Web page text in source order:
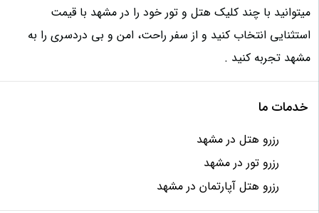
میتوانید با چند کلیک هتل و تور خود را در مشهد با قیمت
استثنایی انتخاب کنید و از سفر راحت، امن و بی دردسری را به
مشهد تجربه کنید .
خدمات ما
رزرو هتل در مشهد
رزرو تور در مشهد
رزرو هتل آپارتمان در مشهد